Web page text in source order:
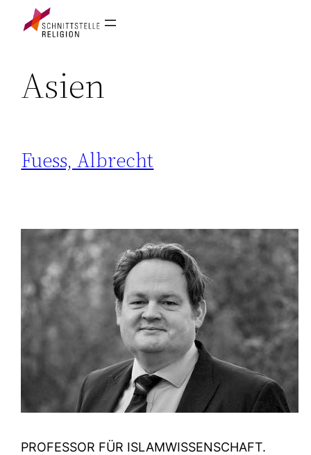
Asien
Fuess, Albrecht
PROFESSOR FÜR ISLAMWISSENSCHAFT.